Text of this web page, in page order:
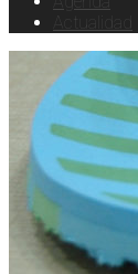
Actualidad